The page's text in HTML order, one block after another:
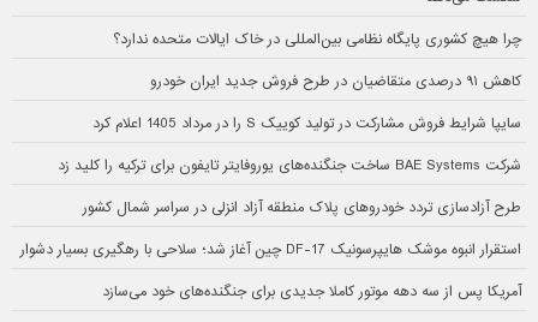
چرا هیچ کشوری پایگاه نظامی بین‌المللی در خاک ایالات متحده ندارد؟
کاهش ۹۱ درصدی متقاضیان در طرح فروش جدید ایران خودرو
سایپا شرایط فروش مشارکت در تولید کوییک S را در مرداد 1405 اعلام کرد
شرکت BAE Systems ساخت جنگنده‌های یوروفایتر تایفون برای ترکیه را کلید زد
طرح آزادسازی تردد خودروهای پلاک منطقه آزاد انزلی در سراسر شمال کشور
استقرار انبوه موشک هایپرسونیک DF-17 چین آغاز شد؛ سلاحی با رهگیری بسیار دشوار
آمریکا پس از سه دهه موتور کاملا جدیدی برای جنگنده‌های خود می‌سازد